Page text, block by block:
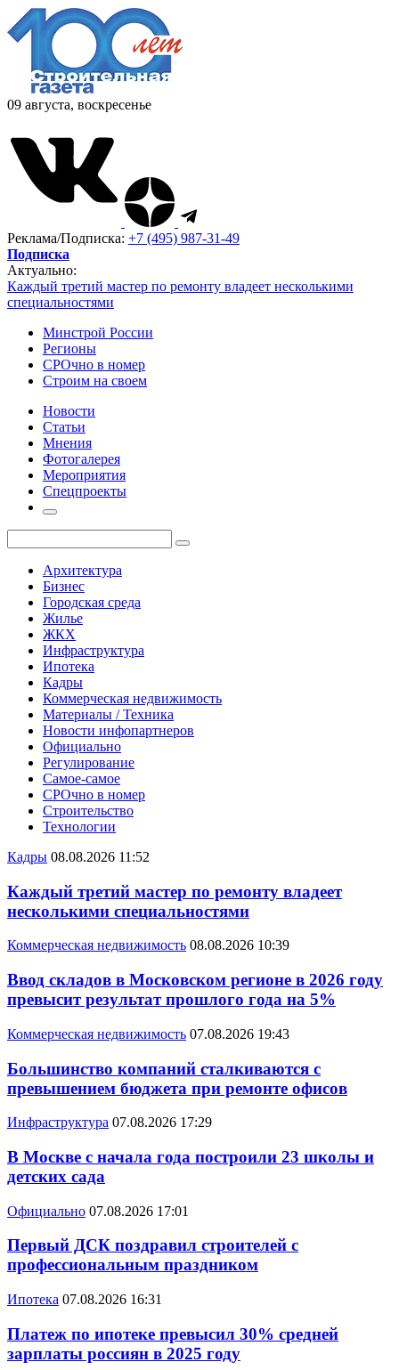
09 августа, воскресенье
Реклама/Подписка: +7 (495) 987-31-49
Подписка
Актуально:
Каждый третий мастер по ремонту владеет несколькими
специальностями
Минстрой России
Регионы
СРОчно в номер
Строим на своем
Новости
Статьи
Мнения
Фотогалерея
Мероприятия
Спецпроекты
Архитектура
Бизнес
Городская среда
Жилье
ЖКХ
Инфраструктура
Ипотека
Кадры
Коммерческая недвижимость
Материалы / Техника
Новости инфопартнеров
Официально
Регулирование
Самое-самое
СРОчно в номер
Строительство
Технологии
Кадры 08.08.2026 11:52
Каждый третий мастер по ремонту владеет
несколькими специальностями
Коммерческая недвижимость 08.08.2026 10:39
Ввод складов в Московском регионе в 2026 году
превысит результат прошлого года на 5%
Коммерческая недвижимость 07.08.2026 19:43
Большинство компаний сталкиваются с
превышением бюджета при ремонте офисов
Инфраструктура 07.08.2026 17:29
В Москве с начала года построили 23 школы и
детских сада
Официально 07.08.2026 17:01
Первый ДСК поздравил строителей с
профессиональным праздником
Ипотека 07.08.2026 16:31
Платеж по ипотеке превысил 30% средней
зарплаты россиян в 2025 году